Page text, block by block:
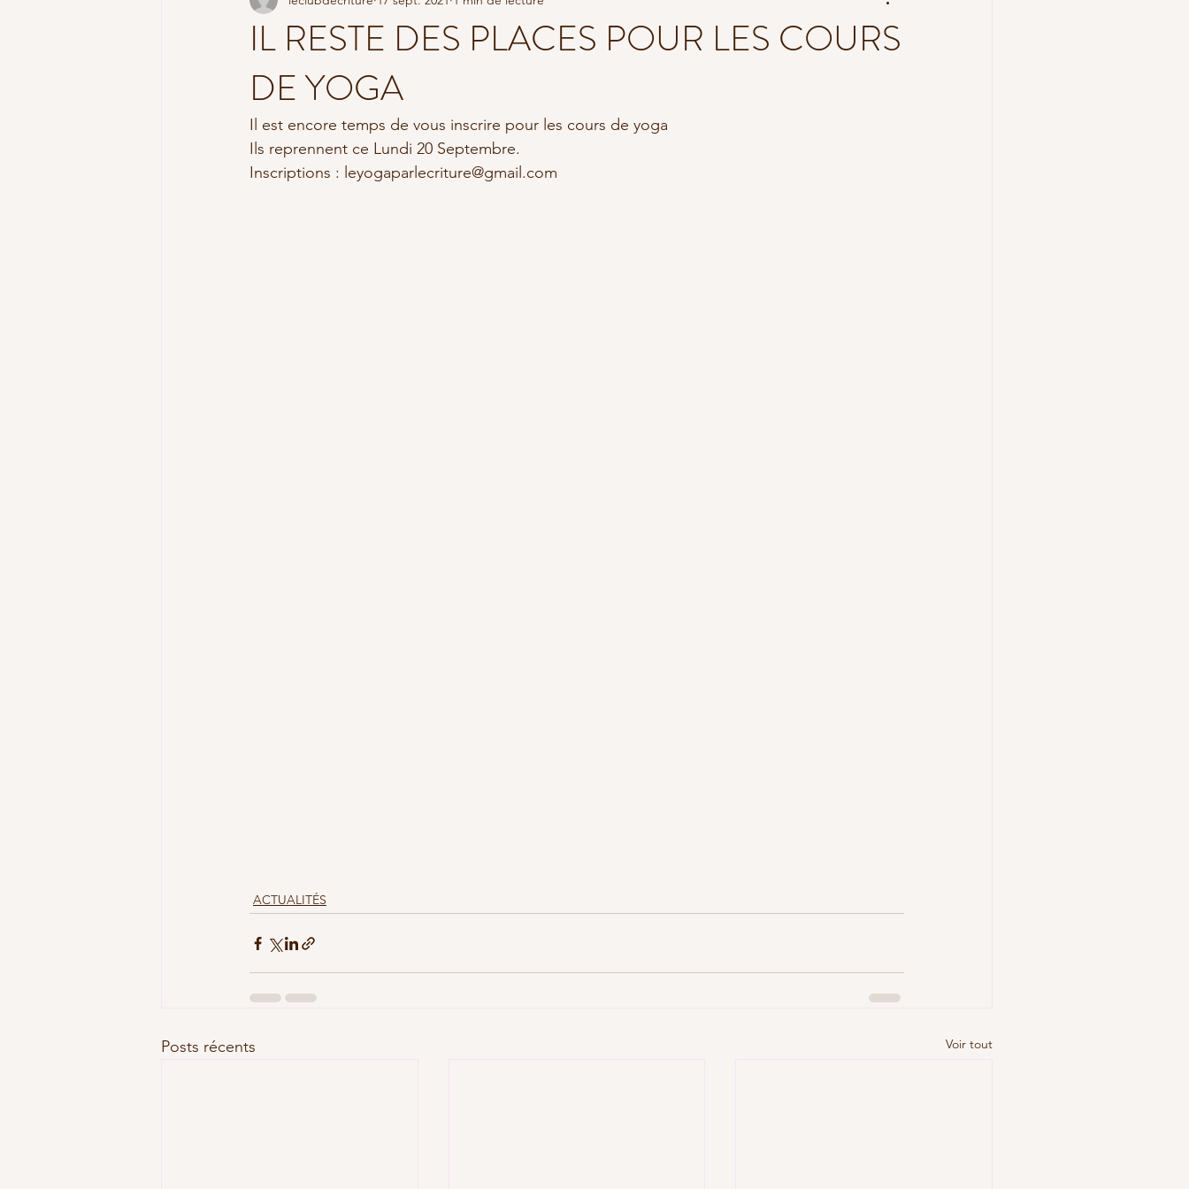
pratique en ligne
IL RESTE DES PLACES POUR LES COURS
DE YOGA
Il est encore temps de vous inscrire pour les cours de yoga
Ils reprennent ce Lundi 20 Septembre.
Inscriptions : leyogaparlecriture@gmail.com
ACTUALITÉS
Posts récents Voir tout